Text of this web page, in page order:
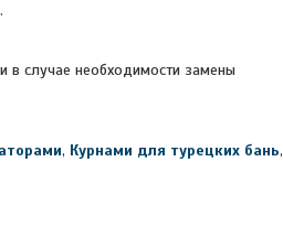
случае необходимости замены
, Курнами для турецких бань,